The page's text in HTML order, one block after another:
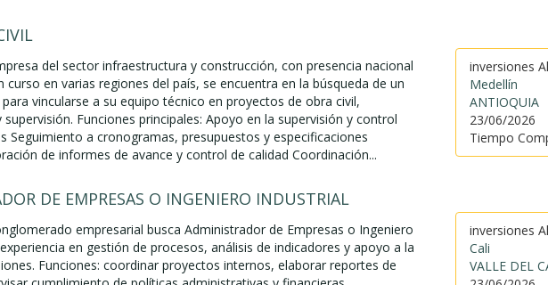
del sector infraestructura y construcción, con presencia nacional
curso en varias regiones del país, se encuentra en la búsqueda de un
para vincularse a su equipo técnico en proyectos de obra civil,
Funciones principales: Apoyo en la supervisión y control
Seguimiento a cronogramas, presupuestos y especificaciones
de informes de avance y control de calidad Coordinación...
inversiones
Medellín
ANTIOQUIA
23/06/2026
Tiempo
DE EMPRESAS O INGENIERO INDUSTRIAL
empresarial busca Administrador de Empresas o Ingeniero
en gestión de procesos, análisis de indicadores y apoyo a la
Funciones: coordinar proyectos internos, elaborar reportes de
inversiones
Cali
VALLE DEL